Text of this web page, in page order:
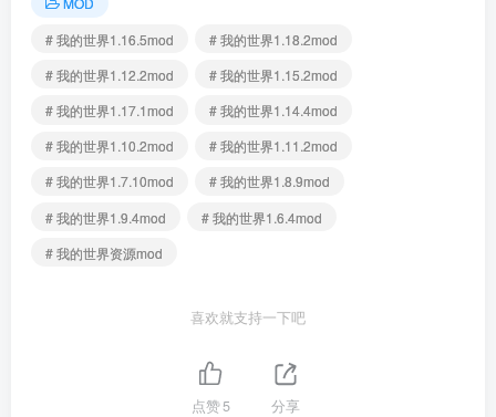
# 我的世界1.16.5mod
# 我的世界1.18.2mod
# 我的世界1.12.2mod
# 我的世界1.15.2mod
# 我的世界1.17.1mod
# 我的世界1.14.4mod
# 我的世界1.10.2mod
# 我的世界1.11.2mod
# 我的世界1.7.10mod
# 我的世界1.8.9mod
# 我的世界1.9.4mod
# 我的世界1.6.4mod
# 我的世界资源mod
喜欢就支持一下吧
点赞5 分享